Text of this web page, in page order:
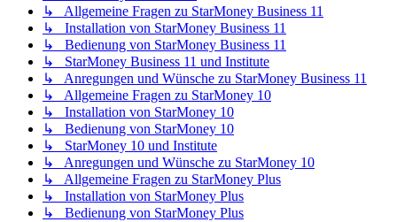
↳ Allgemeine Fragen zu StarMoney Business 11
↳ Installation von StarMoney Business 11
↳ Bedienung von StarMoney Business 11
↳ StarMoney Business 11 und Institute
↳ Anregungen und Wünsche zu StarMoney Business 11
↳ Allgemeine Fragen zu StarMoney 10
↳ Installation von StarMoney 10
↳ Bedienung von StarMoney 10
↳ StarMoney 10 und Institute
↳ Anregungen und Wünsche zu StarMoney 10
↳ Allgemeine Fragen zu StarMoney Plus
↳ Installation von StarMoney Plus
↳ Bedienung von StarMoney Plus